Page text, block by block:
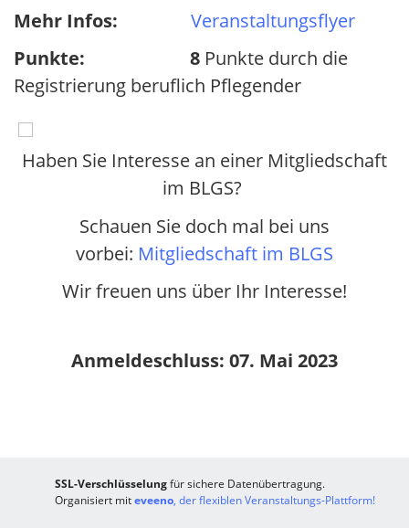
Mehr Infos:
Veranstaltungsflyer
Punkte: 8 Punkte durch die
Registrierung beruflich Pflegender
Haben Sie Interesse an einer Mitgliedschaft
im BLGS?
Schauen Sie doch mal bei uns
vorbei: Mitgliedschaft im BLGS
Wir freuen uns über Ihr Interesse!
Anmeldeschluss: 07. Mai 2023
SSL-Verschlüsselungfür sichere Datenübertragung.
Organisiert miteveeno, der flexiblen Veranstaltungs-Plattform!